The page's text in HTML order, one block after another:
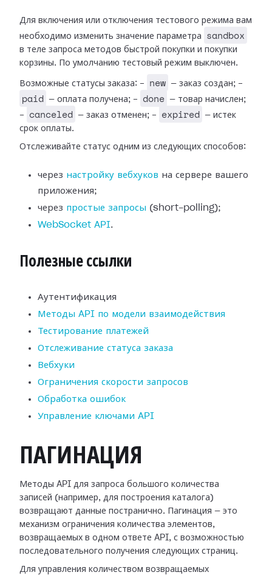
Для включения или отключения тестового режима вам
необходимо изменить значение параметра
sandbox
в теле запроса методов быстрой покупки и покупки
корзины. По умолчанию тестовый режим выключен.
Возможные статусы заказа: - new — заказ создан; -
paid — оплата получена; - done — товар начислен;
-
canceled — заказ отменен; - expired — истек
срок оплаты.
Отслеживайте статус одним из следующих способов:
через настройку вебхуков на сервере вашего
приложения;
через простые запросы (short-polling);
WebSocket API.
Полезные ссылки
Аутентификация
Методы API по модели взаимодействия
Тестирование платежей
Отслеживание статуса заказа
Вебхуки
Ограничения скорости запросов
Обработка ошибок
Управление ключами API
ПАГИНАЦИЯ
Методы API для запроса большого количества
записей (например, для построения каталога)
возвращают данные постранично. Пагинация — это
механизм ограничения количества элементов,
возвращаемых в одном ответе API, с возможностью
последовательного получения следующих страниц.
Для управления количеством возвращаемых